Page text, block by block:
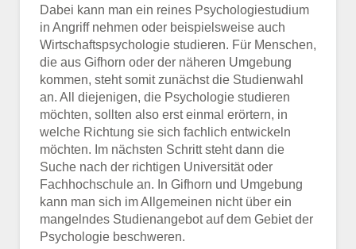
Dabei kann man ein reines Psychologiestudium
in Angriff nehmen oder beispielsweise auch
Wirtschaftspsychologie studieren. Für Menschen,
die aus Gifhorn oder der näheren Umgebung
kommen, steht somit zunächst die Studienwahl
an. All diejenigen, die Psychologie studieren
möchten, sollten also erst einmal erörtern, in
welche Richtung sie sich fachlich entwickeln
möchten. Im nächsten Schritt steht dann die
Suche nach der richtigen Universität oder
Fachhochschule an. In Gifhorn und Umgebung
kann man sich im Allgemeinen nicht über ein
mangelndes Studienangebot auf dem Gebiet der
Psychologie beschweren.